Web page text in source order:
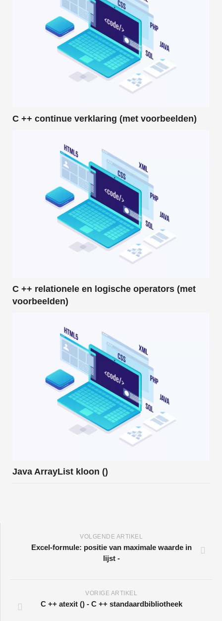
C ++ continue verklaring (met voorbeelden)
C ++ relationele en logische operators (met
voorbeelden)
Java ArrayList kloon ()
VOLGENDE ARTIKEL
Excel-formule: positie van maximale waarde in
lijst -
VORIGE ARTIKEL
C ++ atexit () - C ++ standaardbibliotheek